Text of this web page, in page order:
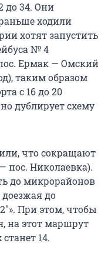
до 34. Они
ходили
хотят запустить
№ 4
Ермак — Омский
таким образом
с 16 до 20
дублирует схему
что сокращают
пос. Николаевка).
до микрорайонов
до
При этом, чтобы
на этот маршрут
14.